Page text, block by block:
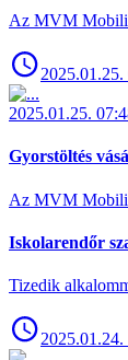
Az MVM
2025.01.25.
2025.01.25.
Gyorstöltés
Az MVM
Iskolarendőr
Tizedik
2025.01.24.